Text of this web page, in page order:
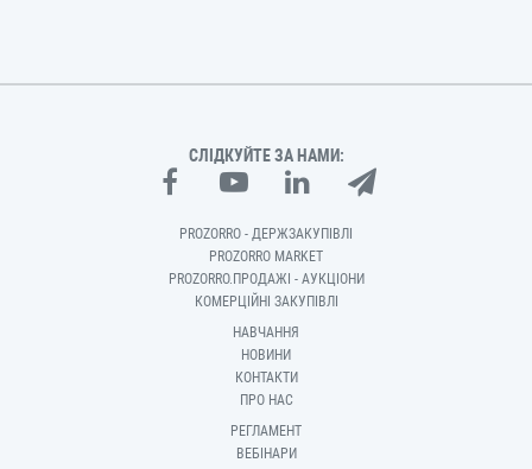
СЛІДКУЙТЕ ЗА НАМИ:
PROZORRO - ДЕРЖЗАКУПІВЛІ
PROZORRO MARKET
PROZORRO.ПРОДАЖІ - АУКЦІОНИ
КОМЕРЦІЙНІ ЗАКУПІВЛІ
НАВЧАННЯ
НОВИНИ
КОНТАКТИ
ПРО НАС
РЕГЛАМЕНТ
ВЕБІНАРИ